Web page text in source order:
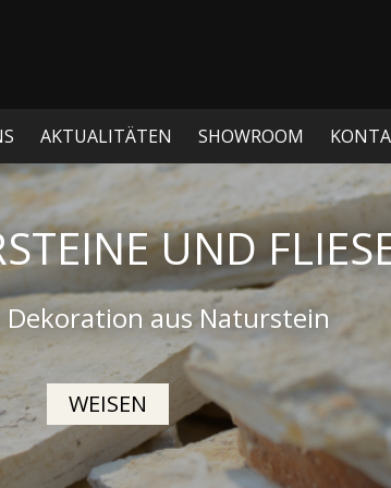
AKTUALITÄTEN SHOWROOM
UND
nicht nur für Ihren
WEISEN